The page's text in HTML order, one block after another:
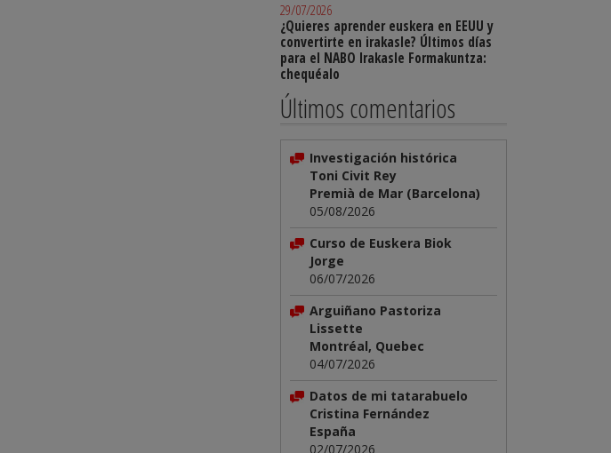
29/07/2026
¿Quieres aprender euskera en EEUU y
convertirte en irakasle? Últimos días
para el NABO Irakasle Formakuntza:
chequéalo
Últimos comentarios
Investigación histórica
Toni Civit Rey
Premià de Mar (Barcelona)
05/08/2026
Curso de Euskera Biok
Jorge
06/07/2026
Arguiñano Pastoriza
Lissette
Montréal, Quebec
04/07/2026
Datos de mi tatarabuelo
Cristina Fernández
España
02/07/2026